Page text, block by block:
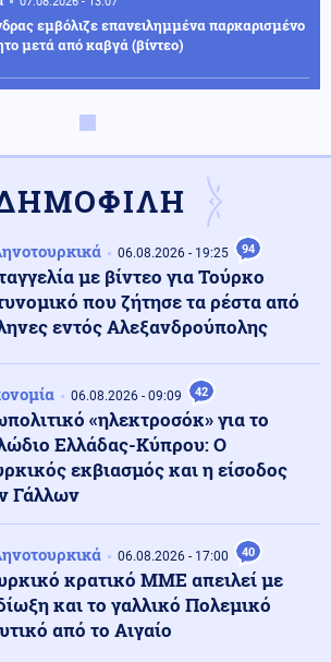
εμβόλιζε επανειλημμένα παρκαρισμένο
μετά από καβγά (βίντεο)
07.08.2026 - 13:05
ρωσικό έδαφος
στο Χρηματιστήριο Αθηνών μετά το υψηλό
βλέμμα του σκύλου σας: Τι προσπαθεί να
07.08.2026 - 12:48
«νεκροκρέβατο» ο Μοτζτάμπα Χαμενεΐ -
οι φήμες
07.08.2026 - 12:39
Νίκαιας: Καταγγέλλονται ελλείψεις
06.08.2026 - 19:25 94
με βίντεο για Τούρκο
που ζήτησε τα ρέστα από
εντός Αλεξανδρούπολης
06.08.2026 - 09:09 42
«ηλεκτροσόκ» για το
Ελλάδας-Κύπρου: Ο
εκβιασμός και η είσοδος
Γάλλων
06.08.2026 - 17:00 40
κρατικό ΜΜΕ απειλεί με
και το γαλλικό Πολεμικό
από το Αιγαίο